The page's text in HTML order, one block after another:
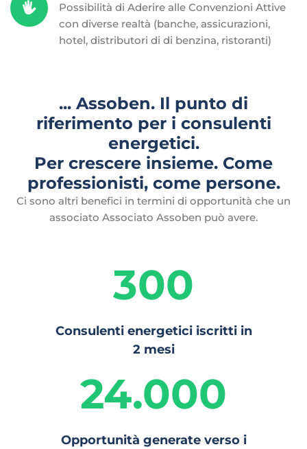
Possibilità di Aderire alle Convenzioni Attive
con diverse realtà (banche, assicurazioni,
hotel, distributori di di benzina, ristoranti)
... Assoben. Il punto di
riferimento per i consulenti
energetici.
Per crescere insieme. Come
professionisti, come persone.
Ci sono altri benefici in termini di opportunità che un
associato Associato Assoben può avere.
300
Consulenti energetici iscritti in
2 mesi
24.000
Opportunità generate verso i